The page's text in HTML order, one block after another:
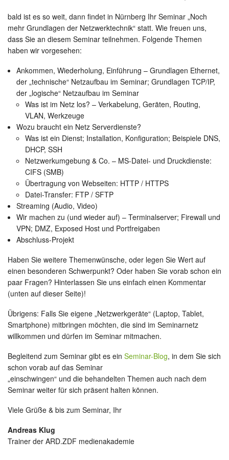
bald ist es so weit, dann findet in Nürnberg Ihr Seminar „Noch
mehr Grundlagen der Netzwerktechnik“ statt. Wie freuen uns,
dass Sie an diesem Seminar teilnehmen. Folgende Themen
haben wir vorgesehen:
Ankommen, Wiederholung, Einführung – Grundlagen Ethernet,
der „technische“ Netzaufbau im Seminar; Grundlagen TCP/IP,
der „logische“ Netzaufbau im Seminar
Was ist im Netz los? – Verkabelung, Geräten, Routing,
VLAN, Werkzeuge
Wozu braucht ein Netz Serverdienste?
Was ist ein Dienst; Installation, Konfiguration; Beispiele DNS,
DHCP, SSH
Netzwerkumgebung & Co. – MS-Datei- und Druckdienste:
CIFS (SMB)
Übertragung von Webseiten: HTTP / HTTPS
Datei-Transfer: FTP / SFTP
Streaming (Audio, Video)
Wir machen zu (und wieder auf) – Terminalserver; Firewall und
VPN; DMZ, Exposed Host und Portfreigaben
Abschluss-Projekt
Haben Sie weitere Themenwünsche, oder legen Sie Wert auf
einen besonderen Schwerpunkt? Oder haben Sie vorab schon ein
paar Fragen? Hinterlassen Sie uns einfach einen Kommentar
(unten auf dieser Seite)!
Übrigens: Falls Sie eigene „Netzwerkgeräte“ (Laptop, Tablet,
Smartphone) mitbringen möchten, die sind im Seminarnetz
willkommen und dürfen im Seminar mitmachen.
Begleitend zum Seminar gibt es ein Seminar-Blog, in dem Sie sich
schon vorab auf das Seminar
„einschwingen“ und die behandelten Themen auch nach dem
Seminar weiter für sich präsent halten können.
Viele Grüße & bis zum Seminar, Ihr
Andreas Klug
Trainer der ARD.ZDF medienakademie